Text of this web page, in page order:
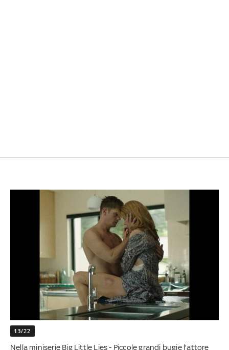
13/22
Nella miniserie Big Little Lies - Piccole grandi bugie l'attore